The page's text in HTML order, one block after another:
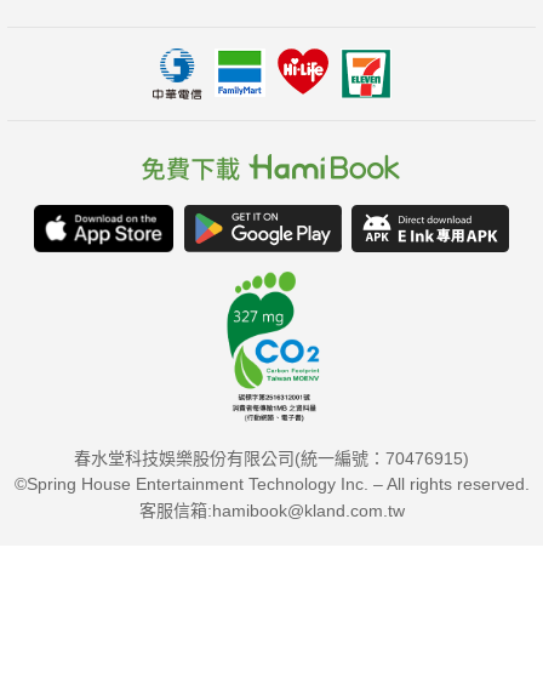
春水堂科技娛樂股份有限公司(統一編號：70476915)
©Spring House Entertainment Technology Inc. – All rights reserved.
客服信箱:hamibook@kland.com.tw